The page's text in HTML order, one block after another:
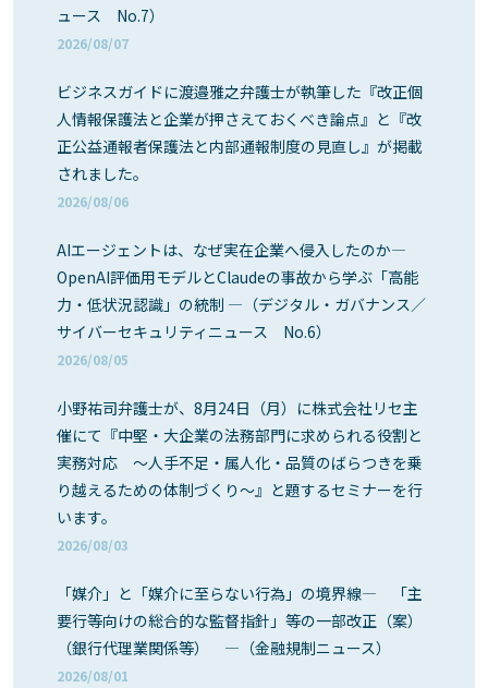
ュース No.7）
2026/08/07
ビジネスガイドに渡邉雅之弁護士が執筆した『改正個
人情報保護法と企業が押さえておくべき論点』と『改
正公益通報者保護法と内部通報制度の見直し』が掲載
されました。
2026/08/06
AIエージェントは、なぜ実在企業へ侵入したのか―
OpenAI評価用モデルとClaudeの事故から学ぶ「高能
力・低状況認識」の統制 ―（デジタル・ガバナンス／
サイバーセキュリティニュース No.6）
2026/08/05
小野祐司弁護士が、8月24日（月）に株式会社リセ主
催にて『中堅・大企業の法務部門に求められる役割と
実務対応 ～人手不足・属人化・品質のばらつきを乗
り越えるための体制づくり～』と題するセミナーを行
います。
2026/08/03
「媒介」と「媒介に至らない行為」の境界線― 「主
要行等向けの総合的な監督指針」等の一部改正（案）
（銀行代理業関係等） ―（金融規制ニュース）
2026/08/01